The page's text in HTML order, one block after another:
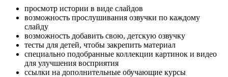
просмотр истории в виде слайдов
возможность прослушивания озвучки по каждому
слайду
возможность добавить свою, детскую озвучку
тесты для детей, чтобы закрепить материал
специально подобранные коллекции картинок и видео
для улучшения восприятия
ссылки на дополнительные обучающие курсы